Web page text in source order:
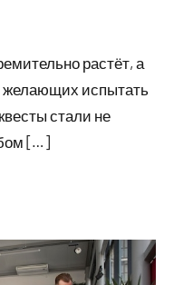
растёт, а
желающих испытать
стали не
[…]